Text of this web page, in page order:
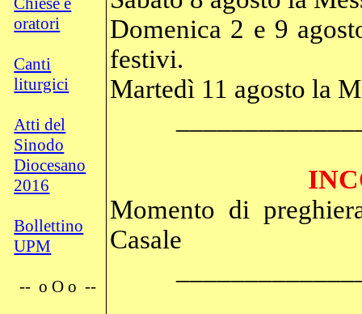
oratori
Canti
liturgici
Atti del
Sinodo
Diocesano
2016
Bollettino
UPM
-- o O o --
Domenica 2 e 9
festivi.
Martedì 11 agosto la
Momento di
Casale